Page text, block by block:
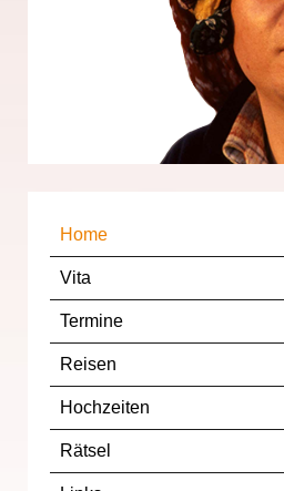
Home
Vita
Termine
Reisen
Hochzeiten
Rätsel